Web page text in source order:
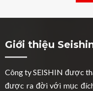
Giới thiệu
Công ty SEISHIN được
được ra đời với mục